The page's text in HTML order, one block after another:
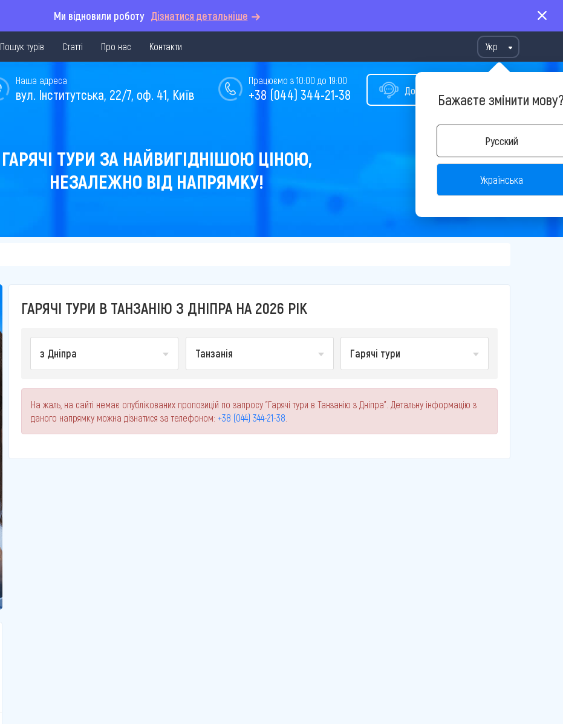
Ми відновили роботу Дізнатися детальніше
Пошук турів Статті Про нас Контакти Укр
Бажаєте змінити
Русский
Українська
Допомога у виборі туру
Працюємо з 10:00 до 19:00
+38 (044) 344-21-38
Наша адреса
вул. Інститутська, 22/7, оф. 41, Київ
ГАРЯЧІ ТУРИ ЗА НАЙВИГІДНІШОЮ ЦІНОЮ,
НЕЗАЛЕЖНО ВІД НАПРЯМКУ!
ГАРЯЧІ ТУРИ В ТАНЗАНІЮ З ДНІПРА НА 2026 РІК
з Дніпра Танзанія Гарячі тури
На жаль, на сайті немає опублікованих пропозицій по запросу "Гарячі тури в Танзанію з Дніпра". Детальну інформацію з
даного напрямку можна дізнатися за телефоном: +38 (044) 344-21-38